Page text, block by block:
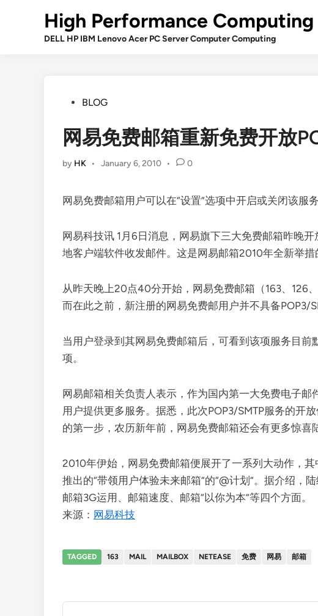
High Performance Computing
DELL HP IBM Lenovo Acer PC Server Computer Computing
PostedBLOG
网易免费邮箱重新免费开放
by HK • January 6, 2010 • 0
网易免费邮箱用户可以在“设置”选项中开启或关闭该服
网易科技讯 1月6日消息，网易旗下三大免费邮箱昨晚
地客户端软件收发邮件。这是网易邮箱2010年全新举措
从昨天晚上20点40分开始，网易免费邮箱（163、126
而在此之前，新注册的网易免费邮用户并不具备POP3/
当用户登录到其网易免费邮箱后，可看到该项服务目前
项。
网易邮箱相关负责人表示，作为国内第一大免费电子
用户提供更多服务。据悉，此次POP3/SMTP服务的开
的第一步，农历新年前，网易免费邮箱还会有更多惊喜
2010年伊始，网易免费邮箱便展开了一系列大动作，
推出的“带领用户体验未来邮箱”的“@计划”。据介绍，
邮箱3G运用、邮箱速度、邮箱“以你为本”等四个方面。
来源： 网易科技
TAGGED 163 MAIL MAILBOX NETEASE 免费 网易 邮箱